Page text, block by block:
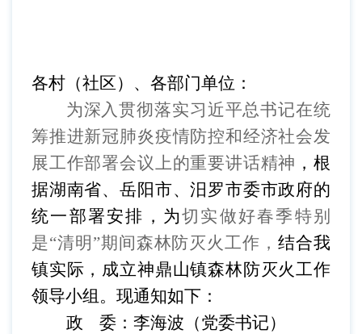
各村（社区）、各部门单位 ：
为深入贯彻落实习近平总书记在统
筹推进新冠肺炎疫情防控和经济社会发
展工作部署会议上的重要讲话精神 ，根
据湖南省、岳阳市、汨罗市委市政府的
统一部署安排， 为切实做好春季特别
是“清明”期间森林防灭火工作 ，结合我
镇实际 ， 成立神鼎山镇森林防灭火工作
领导小组。 现通知如下：
政
委：李海波（党委书记）